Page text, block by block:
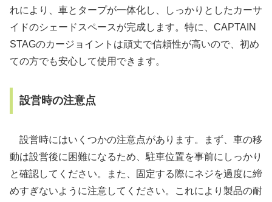
れにより、車とタープが一体化し、しっかりとしたカーサ
イドのシェードスペースが完成します。特に、CAPTAIN
STAGのカージョイントは頑丈で信頼性が高いので、初め
ての方でも安心して使用できます。
設営時の注意点
設営時にはいくつかの注意点があります。まず、車の移
動は設営後に困難になるため、駐車位置を事前にしっかり
と確認してください。また、固定する際にネジを過度に締
めすぎないように注意してください。これにより製品の耐